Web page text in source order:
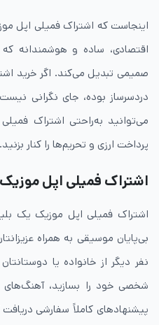
اینجاست که اشتراک فمیلی اپل
اقتصادی، ساده و هوشمندانه
صمیمی تبدیل می‌کند. اگر خرید
دردسرساز بوده، جای نگرانی
می‌توانید به‌راحتی اشتراک
پرداخت ارزی و تحریم‌ها را کنار بزنید.
اشتراک فمیلی اپل
اشتراک فمیلی اپل موزیک یک
بی‌پایان موسیقی به همراه
نفر دیگر از خانواده یا
شخصی خود را بسازید، آهنگ‌های
پیشنهادهای کاملاً سفارشی